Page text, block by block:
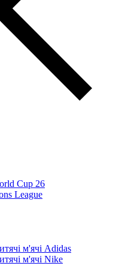
Cup 26
League
м'ячі Adidas
м'ячі Nike